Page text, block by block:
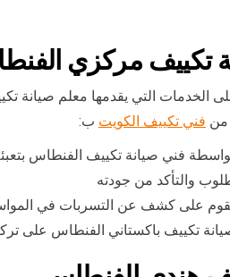
تكييف مركزي
الخدمات التي يقدمها معلم صيانة
من فني تكييف الكويت ب:
فني صيانة تكييف الفنطاس
والتأكد من جودته
على كشف عن التسربات في
تكييف باكستاني الفنطاس على